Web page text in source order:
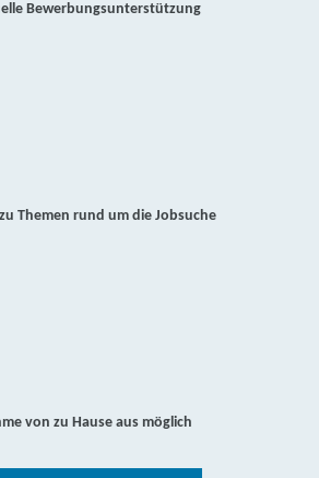
Bewerbungsunterstützung
Themen rund um die Jobsuche
von zu Hause aus möglich